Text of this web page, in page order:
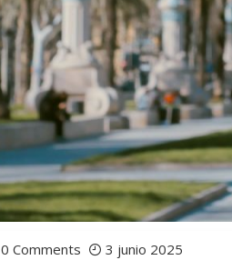
0 Comments 3 junio 2025